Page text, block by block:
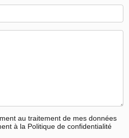
au traitement de mes données
à la Politique de confidentialité